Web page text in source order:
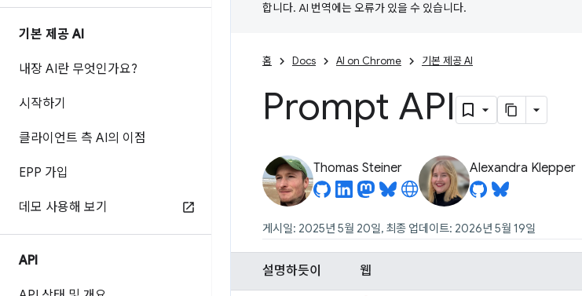
기본 제공 AI
내장 AI란 무엇인가요?
시작하기
클라이언트 측 AI의 이점
EPP 가입
데모 사용해 보기
API
합니다. AI 번역에는 오류가 있을 수 있습니다.
홈 Docs AI on Chrome 기본 제공 AI
Prompt API
Thomas Steiner Alexandra Klepper
게시일: 2025년 5월 20일, 최종 업데이트: 2026년 5월 19일
설명하듯이 웹